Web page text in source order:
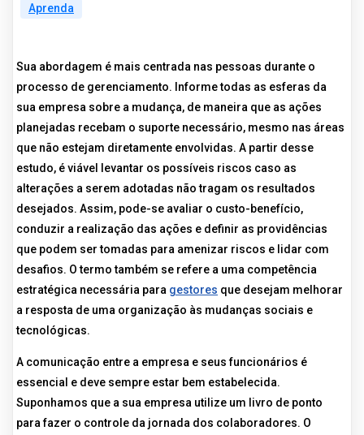
Aprenda
Sua abordagem é mais centrada nas pessoas durante o
processo de gerenciamento. Informe todas as esferas da
sua empresa sobre a mudança, de maneira que as ações
planejadas recebam o suporte necessário, mesmo nas áreas
que não estejam diretamente envolvidas. A partir desse
estudo, é viável levantar os possíveis riscos caso as
alterações a serem adotadas não tragam os resultados
desejados. Assim, pode-se avaliar o custo-benefício,
conduzir a realização das ações e definir as providências
que podem ser tomadas para amenizar riscos e lidar com
desafios. O termo também se refere a uma competência
estratégica necessária para gestores que desejam melhorar
a resposta de uma organização às mudanças sociais e
tecnológicas.
A comunicação entre a empresa e seus funcionários é
essencial e deve sempre estar bem estabelecida.
Suponhamos que a sua empresa utilize um livro de ponto
para fazer o controle da jornada dos colaboradores. O